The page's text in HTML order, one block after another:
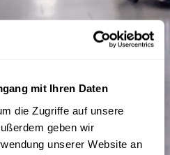
mit Ihren Daten
die Zugriffe auf unsere
geben wir
unserer Website an